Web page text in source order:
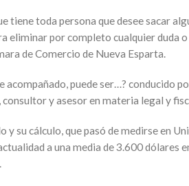
tiene toda persona que desee sacar
eliminar por completo cualquier
de Comercio de Nueva Esparta.
acompañado, puede ser…? conducido
y asesor en materia legal y
y su cálculo, que pasó de medirse en
a una media de 3.600